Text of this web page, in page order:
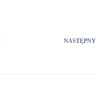
NASTĘPNY